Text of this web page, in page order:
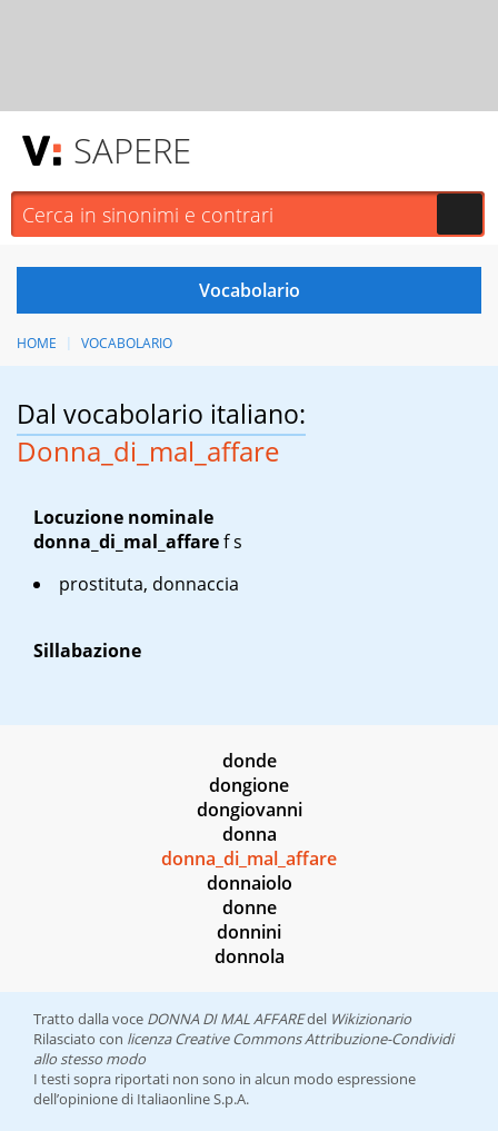
SAPERE
HOME VOCABOLARIO
Dal vocabolario italiano:
Donna_di_mal_affare
Locuzione nominale
donna_di_mal_affarefs
prostituta, donnaccia
Sillabazione
donde
dongione
dongiovanni
donna
donna_di_mal_affare
donnaiolo
donne
donnini
donnola
Tratto dalla voce DONNA DI MAL AFFAREdel Wikizionario
Rilasciato con licenza Creative Commons Attribuzione-Condividi
allo stesso modo
I testi sopra riportati non sono in alcun modo espressione
dell’opinione di Italiaonline S.p.A.